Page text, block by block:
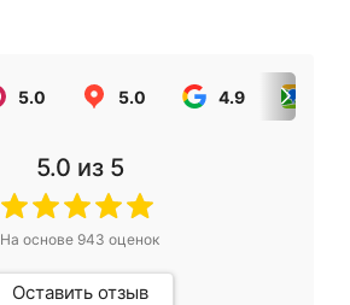
5.0 5.0 4.9
5.0 из 5
На основе 943 оценок
Оставить отзыв